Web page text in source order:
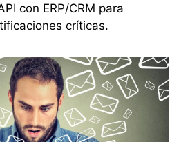
con ERP/CRM para
críticas.